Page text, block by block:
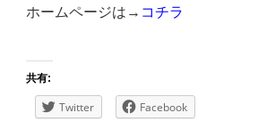
ホームページは→ コチラ
共有:
Twitter Facebook